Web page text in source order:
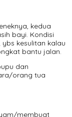
kedua
bayi. Kondisi
kesulitan kalau
bantu jalan.
dan
orang tua
membuat